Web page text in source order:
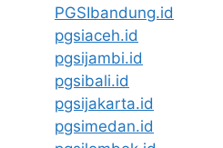
PGSIbandung.id
pgsiaceh.id
pgsijambi.id
pgsibali.id
pgsijakarta.id
pgsimedan.id